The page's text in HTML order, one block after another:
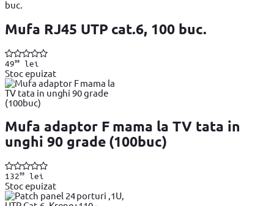
Mufa RJ45 UTP cat.6, 100 buc.
4999lei
Stoc epuizat
Mufa adaptor F mama la TV tata in
unghi 90 grade (100buc)
13299lei
Stoc epuizat